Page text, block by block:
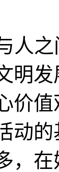
人之
明
价
动
，